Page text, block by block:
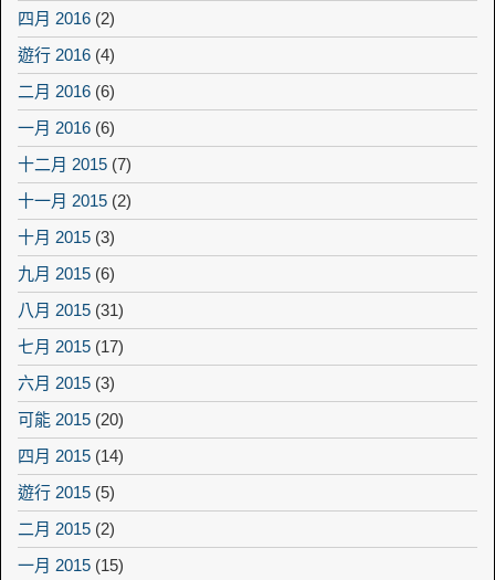
四月 2016 (2)
遊行 2016 (4)
二月 2016 (6)
一月 2016 (6)
十二月 2015 (7)
十一月 2015 (2)
十月 2015 (3)
九月 2015 (6)
八月 2015 (31)
七月 2015 (17)
六月 2015 (3)
可能 2015 (20)
四月 2015 (14)
遊行 2015 (5)
二月 2015 (2)
一月 2015 (15)